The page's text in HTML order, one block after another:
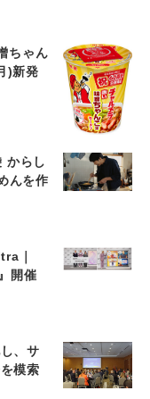
ちゃん
)新発
からし
んを作
｜
開催
、サ
模索